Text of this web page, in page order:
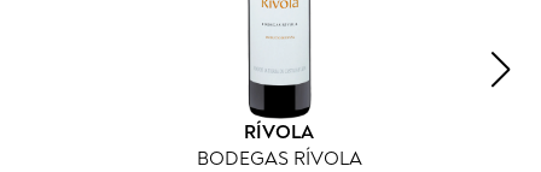
RÍVOLA
BODEGAS RÍVOLA